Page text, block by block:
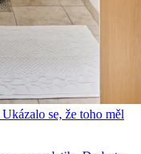
se, že toho měl